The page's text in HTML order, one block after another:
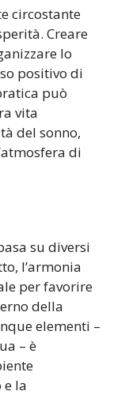
circostante
Creare
lo
positivo di
può
vita
del sonno,
di
su diversi
l’armonia
per favorire
della
elementi –
– è
e la